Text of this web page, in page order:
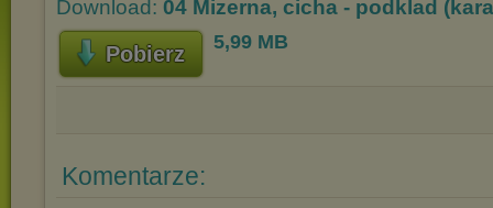
Download: 04 Mizerna, cicha - podklad
Pobierz 5,99 MB
Komentarze: